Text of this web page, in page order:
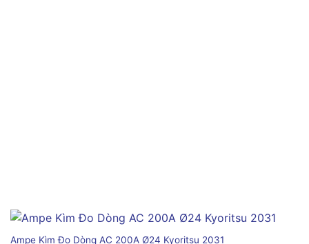
Ampe Kìm Đo Dòng AC 200A Ø24 Kyoritsu 2031